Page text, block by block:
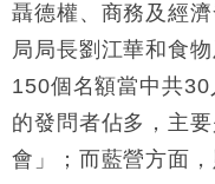
粦接任
15:11
財經｜韓股反
13:44
財經｜內地7月
差達1125億美
聶德權、商務及經
局局長劉江華和食
150個名額當中共30
的發問者佔多，主
會」；而藍營方面